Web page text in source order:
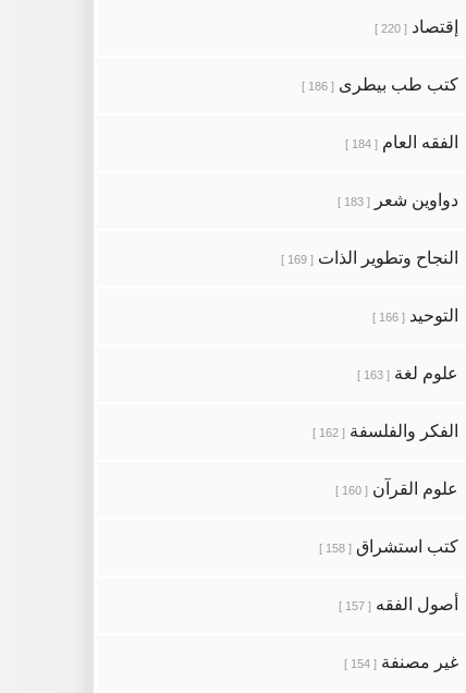
إقتصاد [ 220 ]
كتب طب بيطرى [ 186 ]
الفقه العام [ 184 ]
دواوين شعر [ 183 ]
النجاح وتطوير الذات [ 169 ]
التوحيد [ 166 ]
علوم لغة [ 163 ]
الفكر والفلسفة [ 162 ]
علوم القرآن [ 160 ]
كتب استشراق [ 158 ]
أصول الفقه [ 157 ]
غير مصنفة [ 154 ]